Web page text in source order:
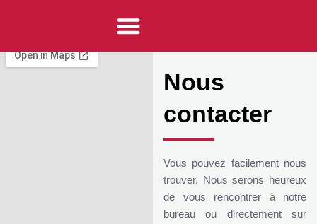
Audrey Roessel
Nous
contacter
Vous pouvez facilement nous
trouver. Nous serons heureux
de vous rencontrer à notre
bureau ou directement sur